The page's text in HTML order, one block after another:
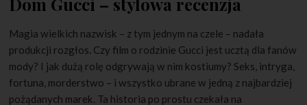
Magia wielkich nazwisk – z tym jednym na czele – nadała
produkcji rozgłos. Czy film o rodzinie Gucci jest ucztą dla fanów
mody? I jak dużą rolę odgrywają w nim kostiumy? Seks, intryga,
fortuna, morderstwo – i wszystko ubrane w jedną z najbardziej
pożądanych marek. Ta historia po prostu czekała na